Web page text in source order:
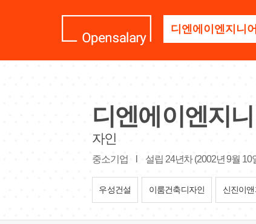
명
세
요
디엔에이엔지
자인
중소기업 설립 24년차 (2002년 9월 10
우성건설 이룸건축디자인 신진이앤